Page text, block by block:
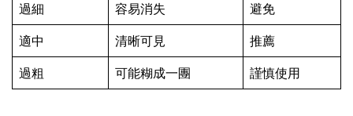
過細 容易消失 避免
適中 清晰可見 推薦
過粗 可能糊成一團 謹慎使用